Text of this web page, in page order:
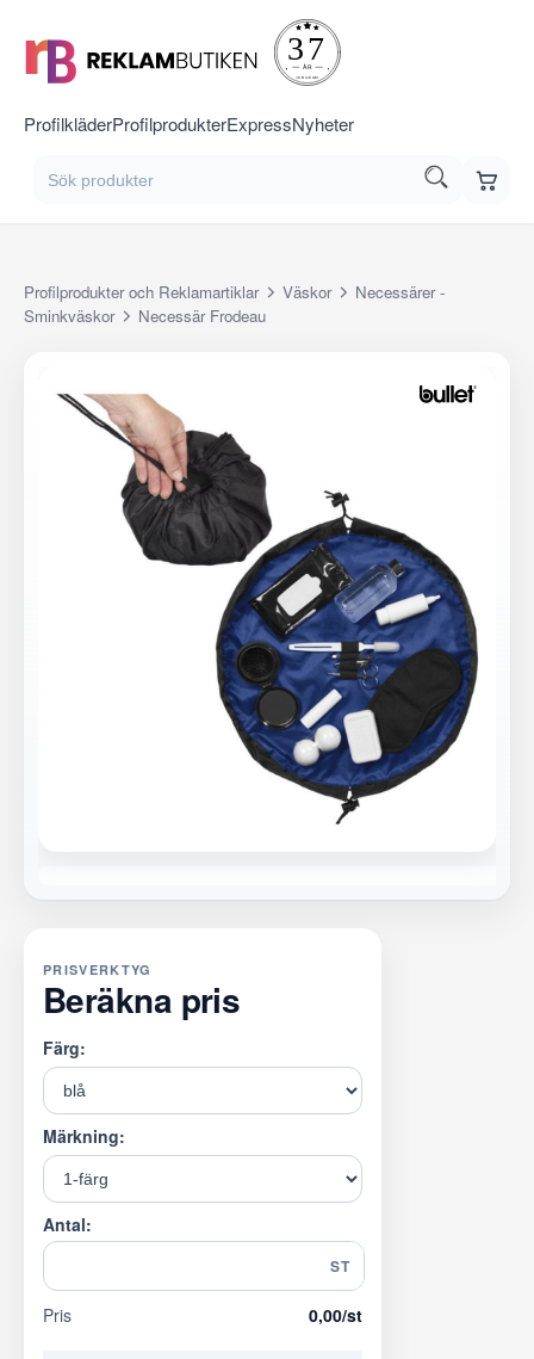
ProfilkläderProfilprodukterExpressNyheter
Profilprodukter och Reklamartiklar Väskor
Necessärer -
Sminkväskor
Necessär Frodeau
PRISVERKTYG
Beräkna pris
Färg:
Märkning:
Antal:
ST
Pris 0,00/st